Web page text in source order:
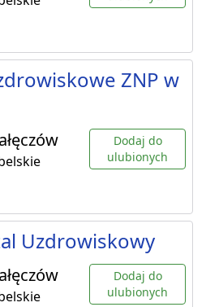
ZNP w
Dodaj do
ulubionych
Uzdrowiskowy
Dodaj do
ulubionych